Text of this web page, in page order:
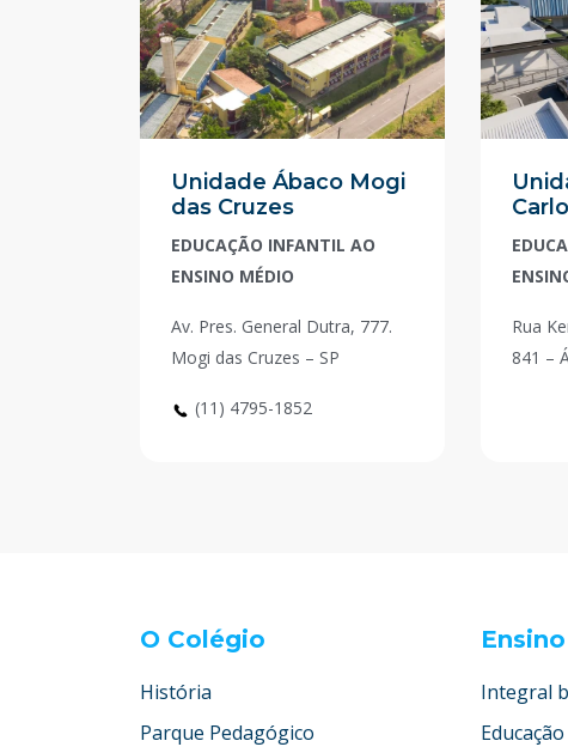
Unidade Ábaco Mogi
das Cruzes
EDUCAÇÃO INFANTIL AO
ENSINO MÉDIO
Av. Pres. General Dutra, 777.
Mogi das Cruzes – SP
(11) 4795-1852
Rua
841 –
O Colégio
História
Parque Pedagógico
Ensino
Integral